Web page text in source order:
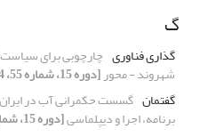
گ
گذاری فناوری چارچوبی برای
شهروند - محور[دوره 15، شماره 55، 1404، صفحه 148-188]
گفتمان گسست حکمرانی آب در
برنامه، اجرا و دیپلماسی[دوره 15، شماره 54، 1404، صفحه 10-33]